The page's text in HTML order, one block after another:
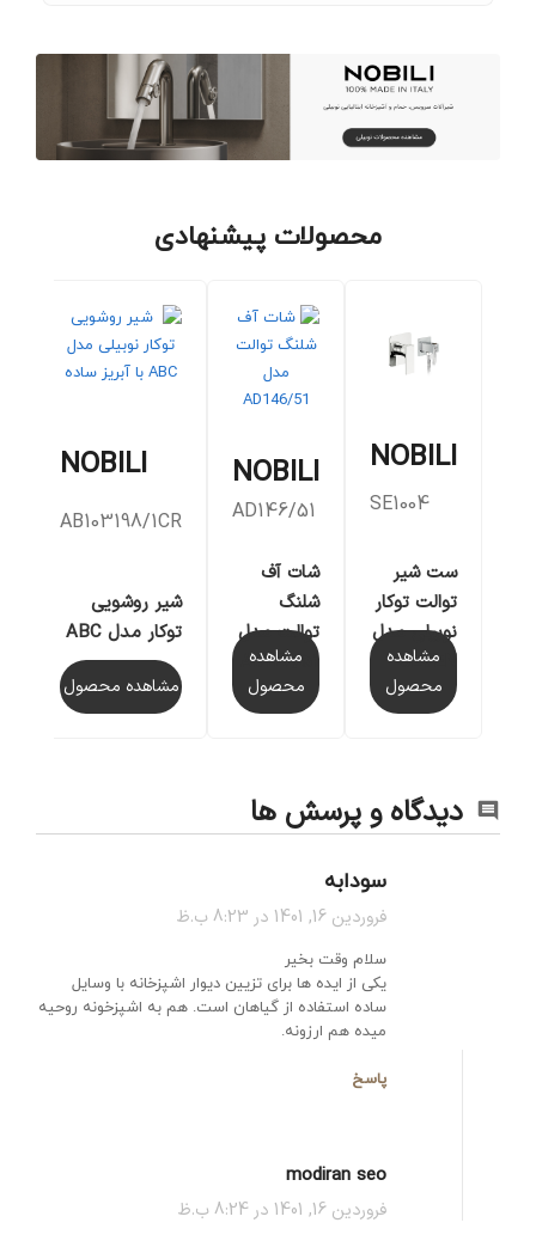
محصولات پیشنهادی
NOBILI
SE1004
ست شیر
توالت توکار
نوبیلی مدل
SEVEN
مشاهده
محصول
NOBILI
AD146/51
شات آف
شلنگ
توالت مدل
AD146/51
مشاهده
محصول
NOBILI
AB103198/1CR
شیر روشویی
توکار مدل ABC
مشاهده محصول
دیدگاه و پرسش ها
سودابه
فروردین 16, 1401 در 8:23 ب.ظ
سلام وقت بخیر
یکی از ایده ها برای تزیین دیوار اشپزخانه با وسایل
ساده استفاده از گیاهان است. هم به اشپزخونه روحیه
میده هم ارزونه.
پاسخ
modiran seo
فروردین 16, 1401 در 8:24 ب.ظ